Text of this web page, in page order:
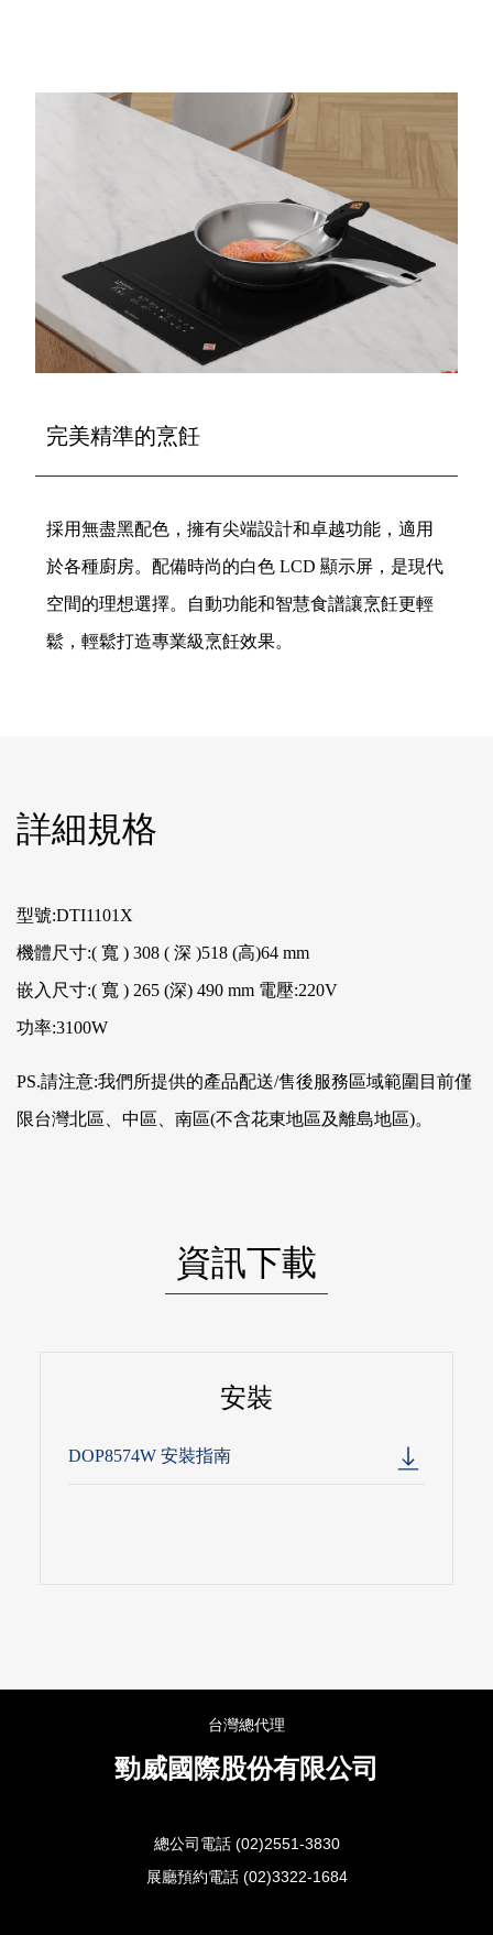
完美精準的烹飪
採用無盡黑配色，擁有尖端設計和卓越功能，適用
於各種廚房。配備時尚的白色 LCD 顯示屏，是現代
空間的理想選擇。自動功能和智慧食譜讓烹飪更輕
鬆，輕鬆打造專業級烹飪效果。
詳細規格
型號:DTI1101X
機體尺寸:( 寬 ) 308 ( 深 )518 (高)64 mm
嵌入尺寸:( 寬 ) 265 (深) 490 mm 電壓:220V
功率:3100W
PS.請注意:我們所提供的產品配送/售後服務區域範圍目前僅
限台灣北區、中區、南區(不含花東地區及離島地區)。
資訊下載
安裝
DOP8574W 安裝指南
台灣總代理
勁威國際股份有限公司
總公司電話 (02)2551-3830
展廳預約電話 (02)3322-1684